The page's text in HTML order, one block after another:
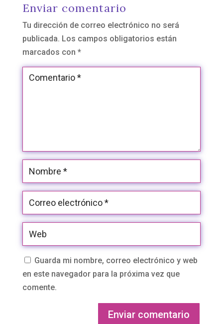
Enviar comentario
Tu dirección de correo electrónico no será
publicada. Los campos obligatorios están
marcados con *
Guarda mi nombre, correo electrónico y web
en este navegador para la próxima vez que
comente.